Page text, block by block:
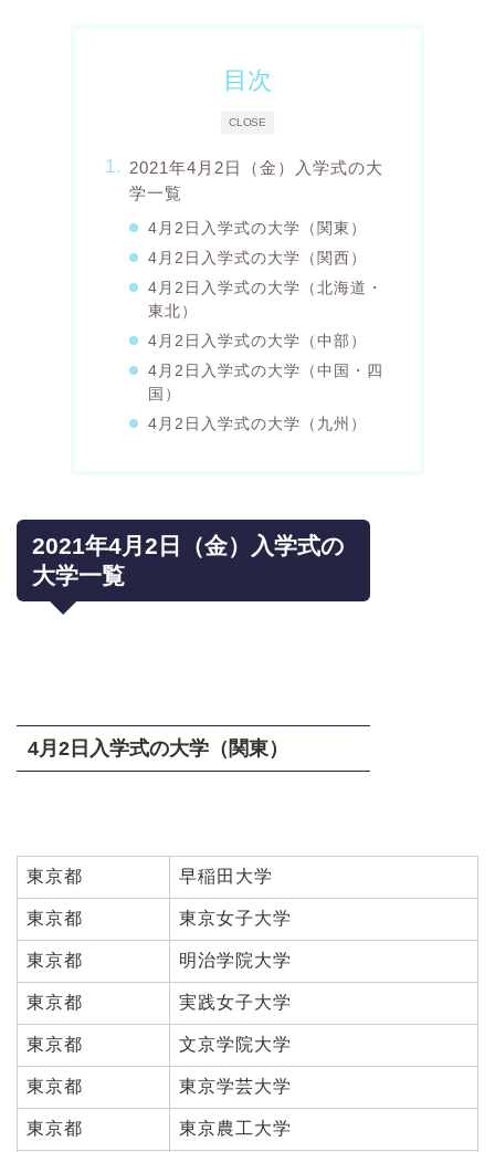
CLOSE
目次
2021年4月2日（金）入学式の大
学一覧
4月2日入学式の大学（関東）
4月2日入学式の大学（関西）
4月2日入学式の大学（北海道・
東北）
4月2日入学式の大学（中部）
4月2日入学式の大学（中国・四
国）
4月2日入学式の大学（九州）
2021年4月2日（金）入学式の
大学一覧
4月2日入学式の大学（関東）
東京都 早稲田大学
東京都 東京女子大学
東京都 明治学院大学
東京都 実践女子大学
東京都 文京学院大学
東京都 東京学芸大学
東京都 東京農工大学